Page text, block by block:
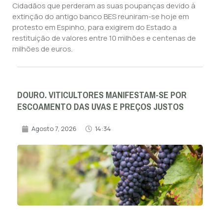
Cidadãos que perderam as suas poupanças devido à
extinção do antigo banco BES reuniram-se hoje em
protesto em Espinho, para exigirem do Estado a
restituição de valores entre 10 milhões e centenas de
milhões de euros.
DOURO. VITICULTORES MANIFESTAM-SE POR
ESCOAMENTO DAS UVAS E PREÇOS JUSTOS
Agosto 7, 2026 14:34